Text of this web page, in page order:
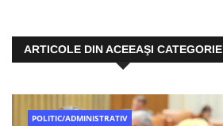
ARTICOLE DIN ACEEAŞI CATEGORIE
POLITIC/ADMINISTRATIV